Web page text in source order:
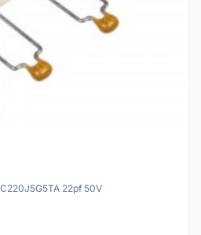
22pf 50V